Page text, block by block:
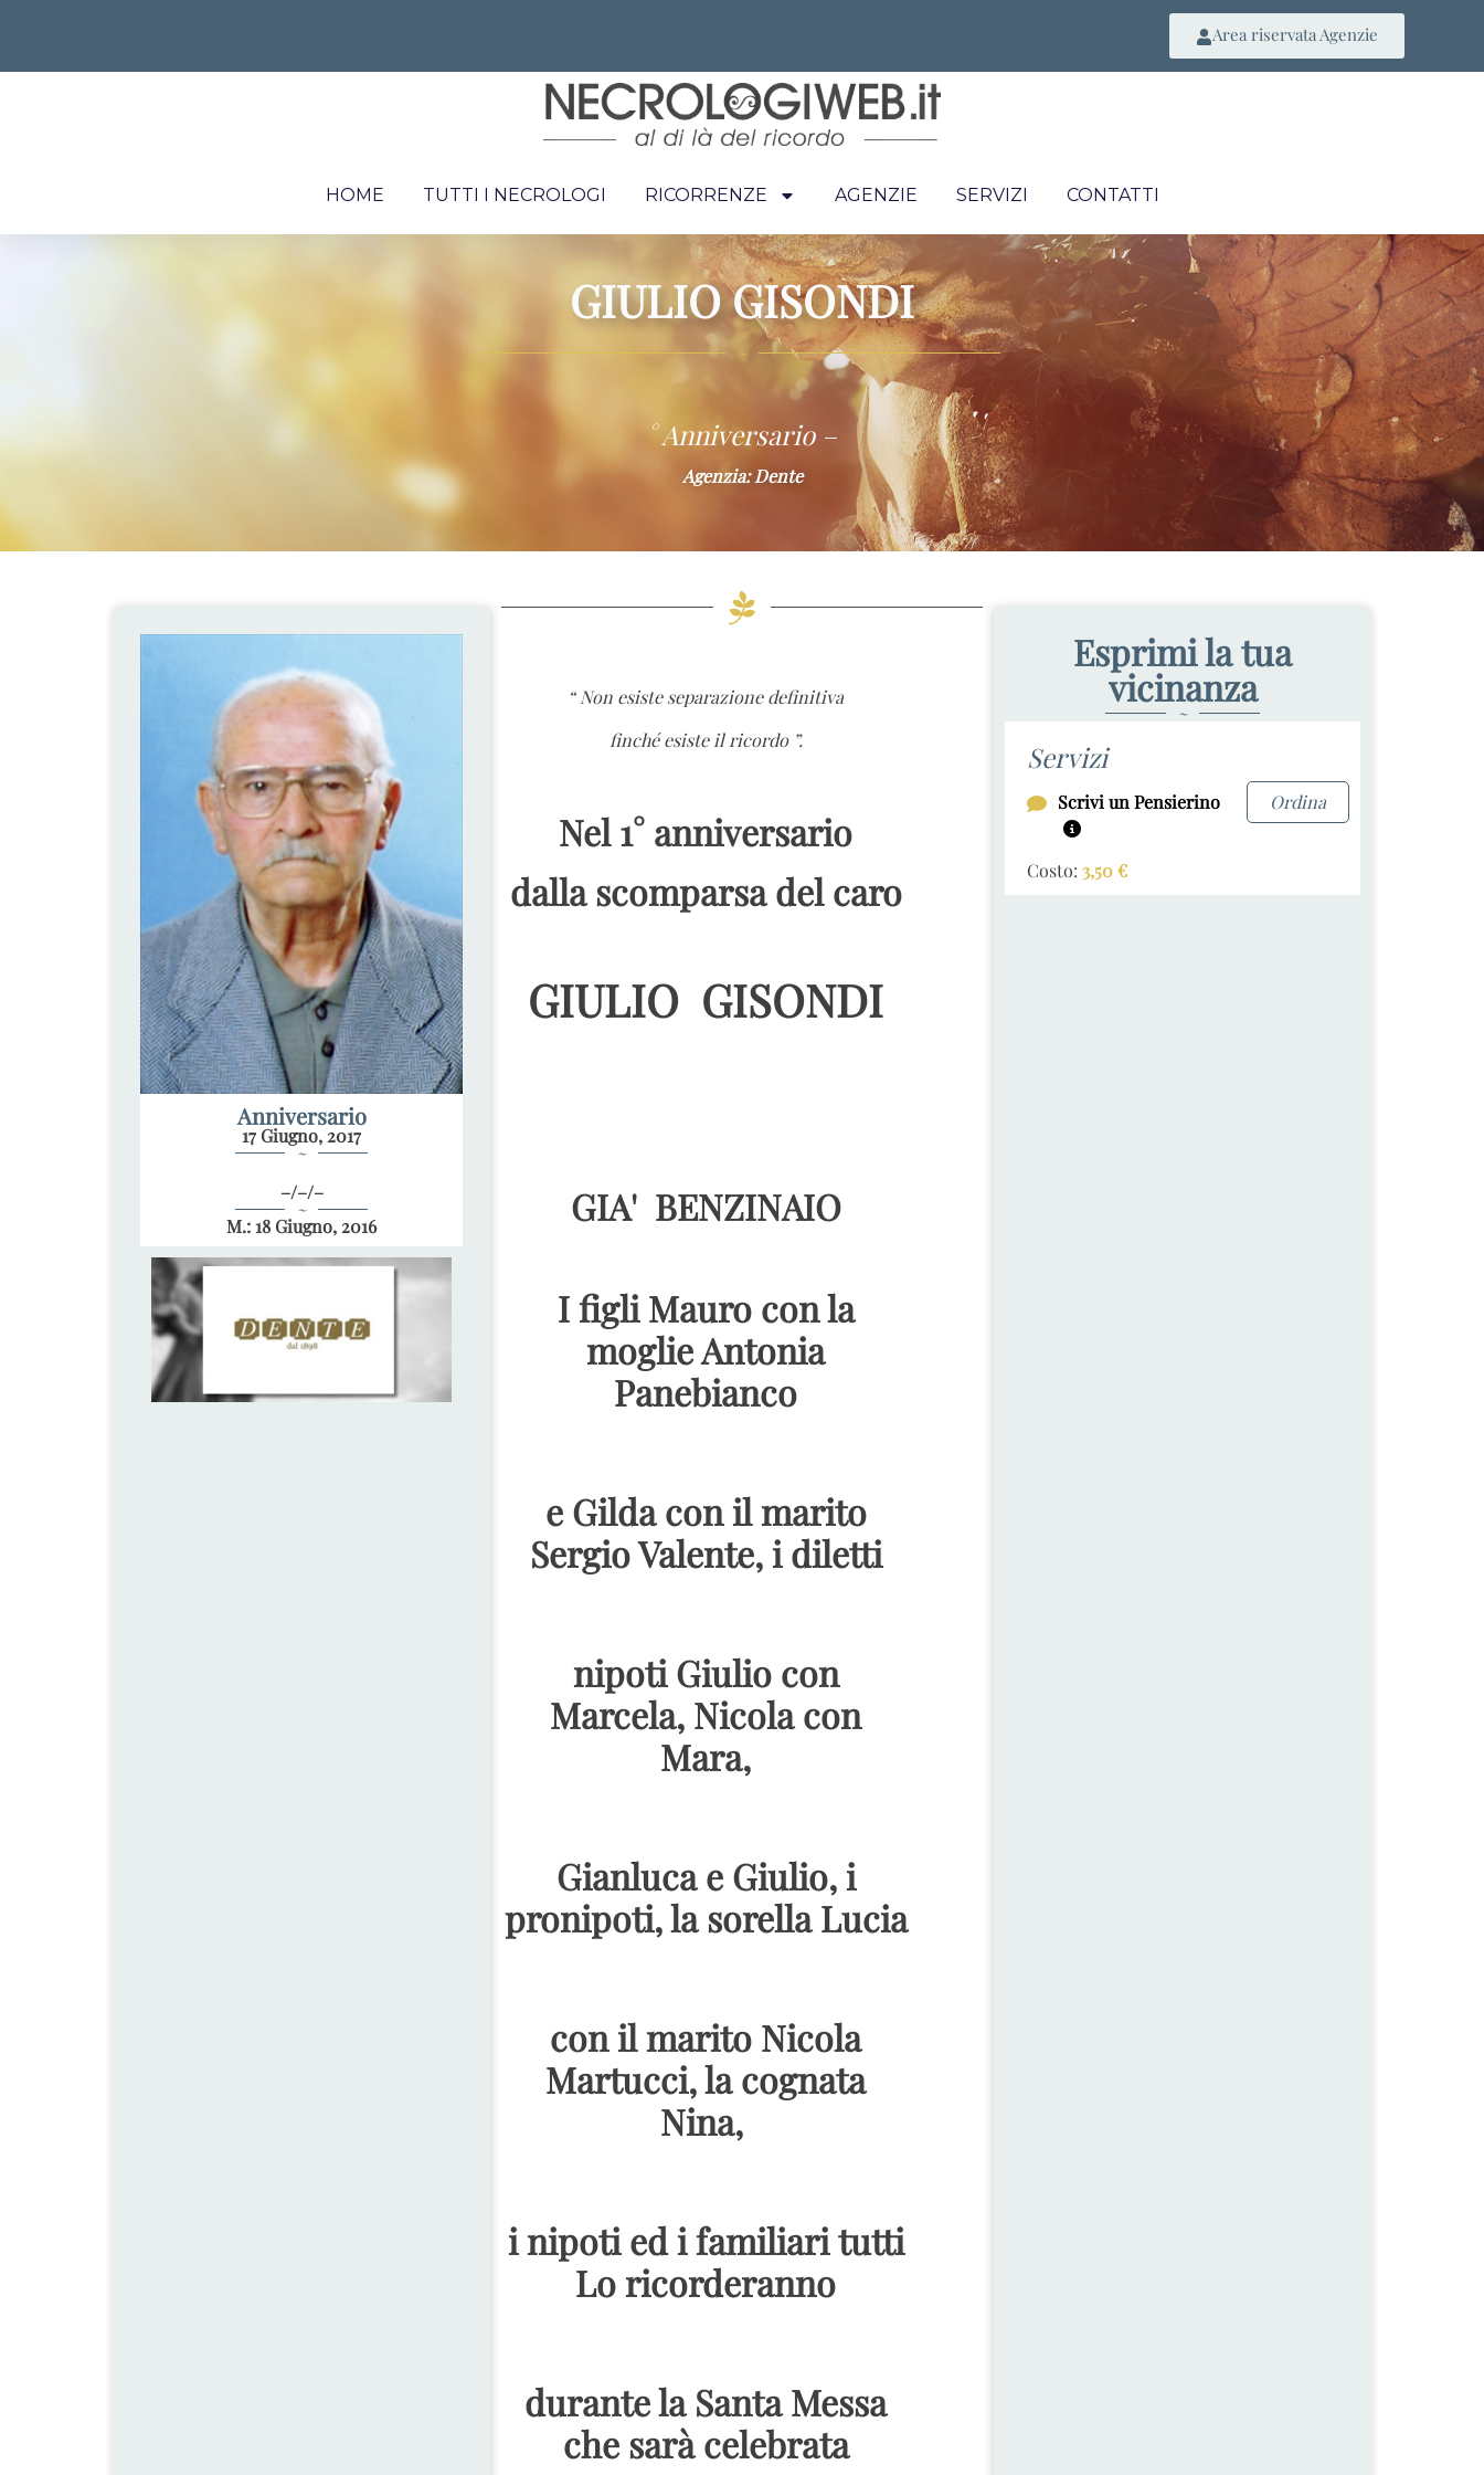
Area riservata Agenzie
HOME TUTTI I NECROLOGI RICORRENZE AGENZIE SERVIZI CONTATTI
GIULIO GISONDI
~
° Anniversario –
Agenzia: Dente
Anniversario
17 Giugno, 2017
~
–/–/–
~
M.: 18 Giugno, 2016
“ Non esiste separazione definitiva
finché esiste il ricordo ”.
Nel 1° anniversario
dalla scomparsa del caro
GIULIO GISONDI
GIA' BENZINAIO
I figli Mauro con la
moglie Antonia
Panebianco
e Gilda con il marito
Sergio Valente, i diletti
nipoti Giulio con
Marcela, Nicola con
Mara,
Gianluca e Giulio, i
pronipoti, la sorella Lucia
con il marito Nicola
Martucci, la cognata
Nina,
i nipoti ed i familiari tutti
Lo ricorderanno
durante la Santa Messa
che sarà celebrata
Esprimi la tua
vicinanza
~
Servizi
Scrivi un Pensierino Ordina
Costo: 3,50€